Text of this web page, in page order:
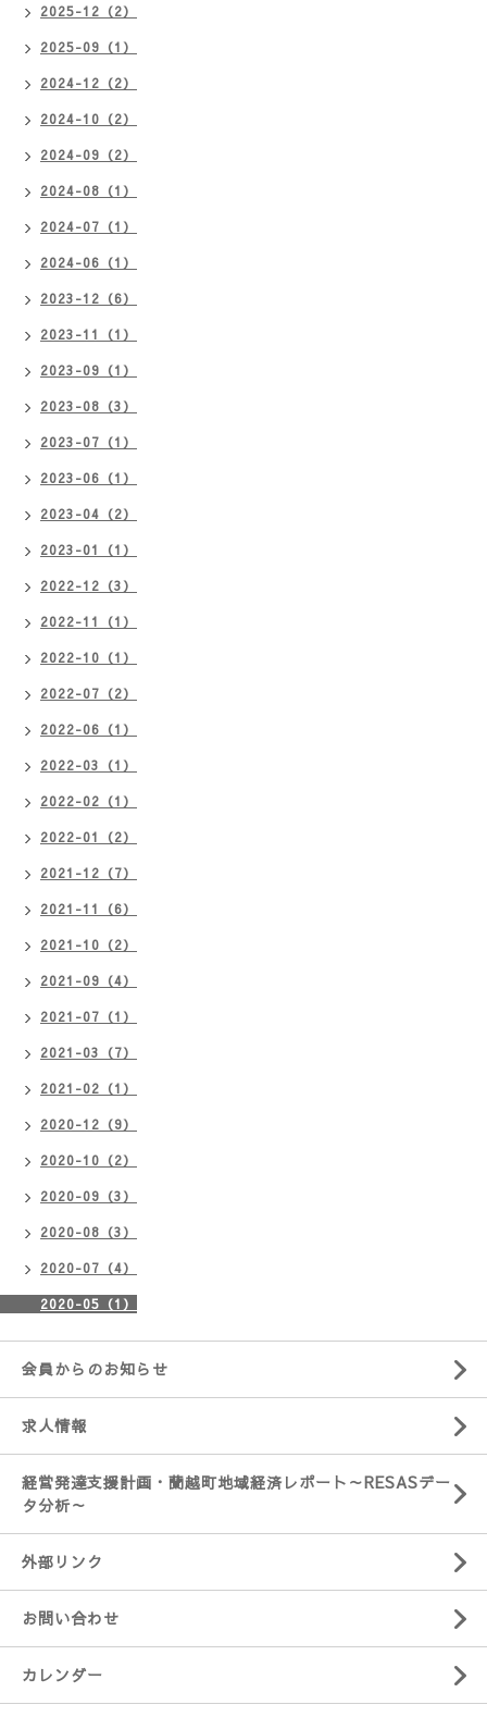
2025-12（2）
2025-09（1）
2024-12（2）
2024-10（2）
2024-09（2）
2024-08（1）
2024-07（1）
2024-06（1）
2023-12（6）
2023-11（1）
2023-09（1）
2023-08（3）
2023-07（1）
2023-06（1）
2023-04（2）
2023-01（1）
2022-12（3）
2022-11（1）
2022-10（1）
2022-07（2）
2022-06（1）
2022-03（1）
2022-02（1）
2022-01（2）
2021-12（7）
2021-11（6）
2021-10（2）
2021-09（4）
2021-07（1）
2021-03（7）
2021-02（1）
2020-12（9）
2020-10（2）
2020-09（3）
2020-08（3）
2020-07（4）
2020-05（1）
会員からのお知らせ
求人情報
経営発達支援計画・蘭越町地域経済レポート～RESASデー
タ分析～
外部リンク
お問い合わせ
カレンダー